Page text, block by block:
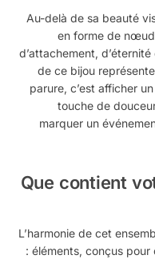
Au-delà de sa beauté
en forme de
d’attachement,
de ce bijou
parure, c’est afficher
touche de
marquer un
Que contient
L’harmonie de cet
éléments, conçus pour